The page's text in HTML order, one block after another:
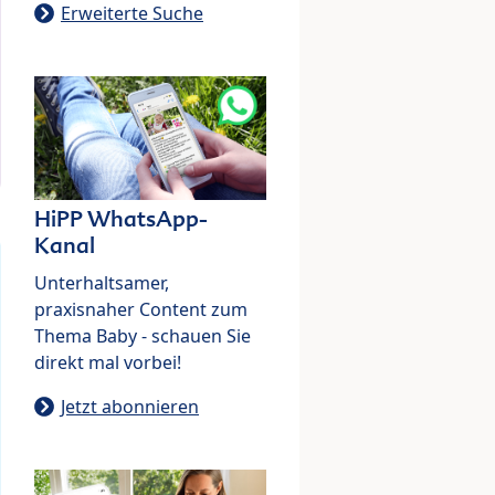
Erweiterte Suche
HiPP WhatsApp-
Kanal
Unterhaltsamer,
praxisnaher Content zum
Thema Baby - schauen Sie
direkt mal vorbei!
Jetzt abonnieren